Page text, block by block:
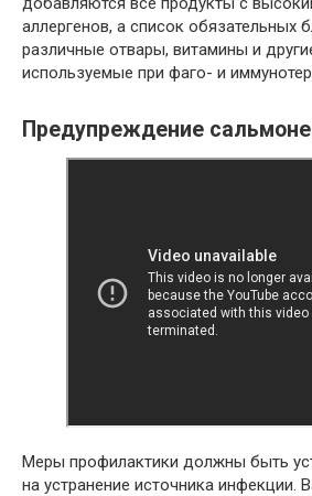
аллергенов, а список
различные отвары, витамины и
используемые при фаго- и
Предупреждение
Меры профилактики должны быть
на устранение источника инфекции.